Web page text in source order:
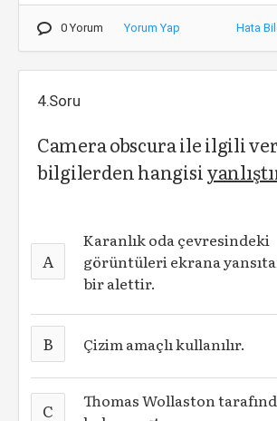
0 Yorum Yorum Yap Hata
4.Soru
Camera obscura ile ilgili
bilgilerden hangisi
A
Karanlık oda çevresindeki
görüntüleri ekrana
bir alettir.
B Çizim amaçlı kullanılır.
C
Thomas Wollaston